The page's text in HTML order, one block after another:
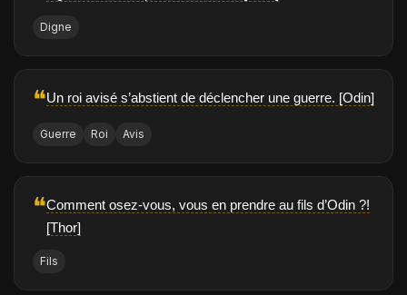
Digne
❝Un roi avisé s’abstient de déclencher une guerre. [Odin]
Guerre Roi Avis
❝Comment osez-vous, vous en prendre au fils d’Odin ?!
[Thor]
Fils